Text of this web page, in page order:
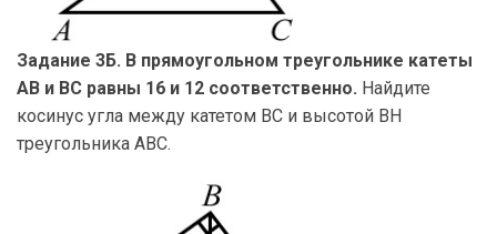
Задание 3Б. В прямоугольном треугольнике катеты
AB и BC равны 16 и 12 соответственно. Найдите
косинус угла между катетом BC и высотой BH
треугольника ABC.